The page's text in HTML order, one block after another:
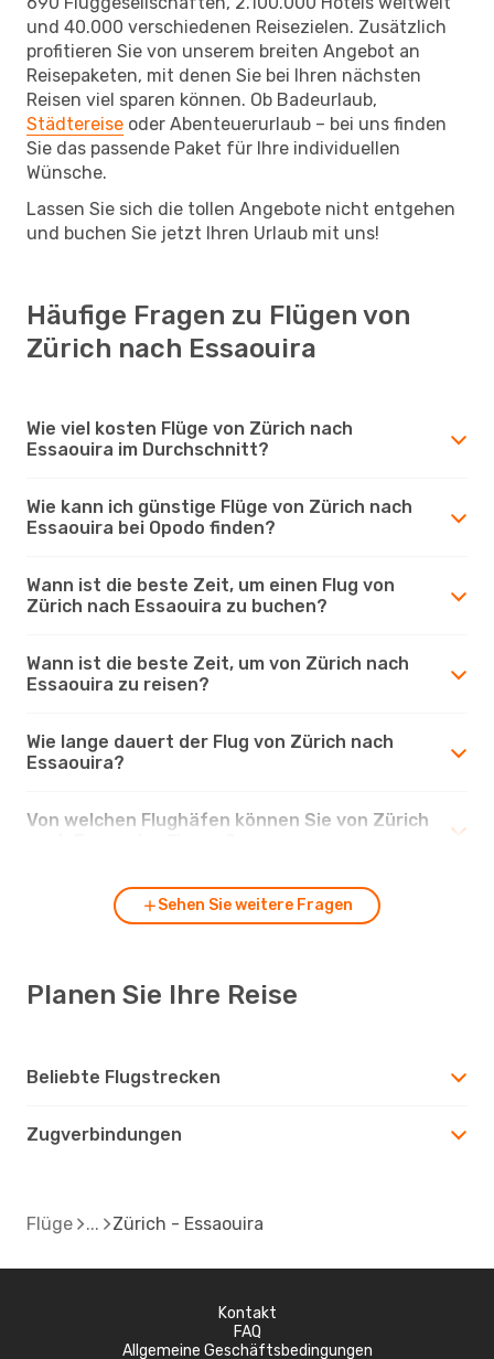
und 40.000 verschiedenen Reisezielen. Zusätzlich
profitieren Sie von unserem breiten Angebot an
Reisepaketen, mit denen Sie bei Ihren nächsten
Reisen viel sparen können. Ob Badeurlaub,
Städtereise oder Abenteuerurlaub – bei uns finden
Sie das passende Paket für Ihre individuellen
Wünsche.
Lassen Sie sich die tollen Angebote nicht entgehen
und buchen Sie jetzt Ihren Urlaub mit uns!
Häufige Fragen zu Flügen von
Zürich nach Essaouira
Wie viel kosten Flüge von Zürich nach
Essaouira im Durchschnitt?
Wie kann ich günstige Flüge von Zürich nach
Essaouira bei Opodo finden?
Wann ist die beste Zeit, um einen Flug von
Zürich nach Essaouira zu buchen?
Wann ist die beste Zeit, um von Zürich nach
Essaouira zu reisen?
Wie lange dauert der Flug von Zürich nach
Essaouira?
Von welchen Flughäfen können Sie von Zürich
Sehen Sie weitere Fragen
Planen Sie Ihre Reise
Beliebte Flugstrecken
Zugverbindungen
Flüge Zürich - Essaouira
Kontakt
FAQ
Allgemeine Geschäftsbedingungen